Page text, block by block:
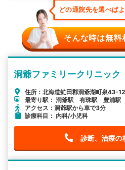
どの通院先を選べば
そんな時は無料
洞爺ファミリークリニック
住所：北海道虻田郡洞爺湖町泉43-12
最寄り駅： 洞爺駅 有珠駅 豊浦駅
アクセス：洞爺駅から車で3分
診療科目： 内科/小児科
診断、治療の